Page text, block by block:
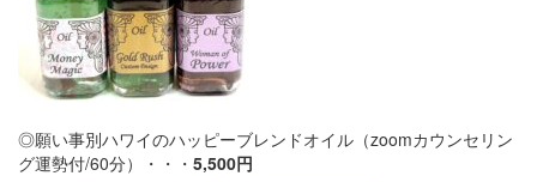
◎願い事別ハワイのハッピーブレンドオイル（zoomカウンセリン
グ運勢付/60分）・・・ 5,500円